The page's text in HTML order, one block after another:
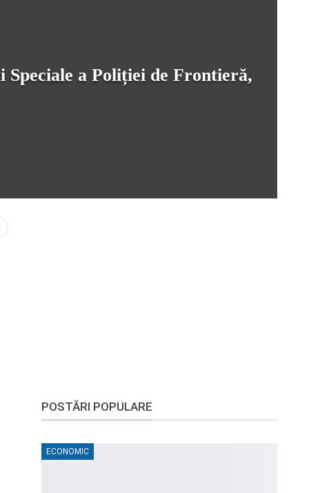
a Poliției de Frontieră,
POSTĂRI POPULARE
ECONOMIC